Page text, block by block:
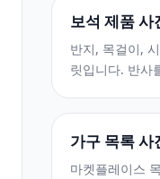
보석 제품 사
반지, 목걸이,
릿입니다. 반사
는 이미지를 제
가구 목록 사
마켓플레이스